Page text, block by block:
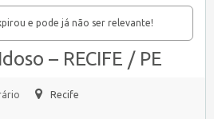
e pode já não ser relevante!
– RECIFE / PE
Recife